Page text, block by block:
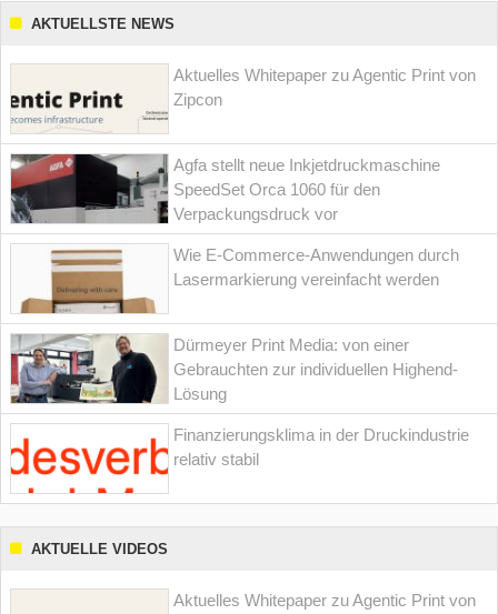
AKTUELLSTE NEWS
Aktuelles Whitepaper zu Agentic Print von
Zipcon
Agfa stellt neue Inkjetdruckmaschine
SpeedSet Orca 1060 für den
Verpackungsdruck vor
Wie E-Commerce-Anwendungen durch
Lasermarkierung vereinfacht werden
Dürmeyer Print Media: von einer
Gebrauchten zur individuellen Highend-
Lösung
Finanzierungsklima in der Druckindustrie
relativ stabil
AKTUELLE VIDEOS
Aktuelles Whitepaper zu Agentic Print von